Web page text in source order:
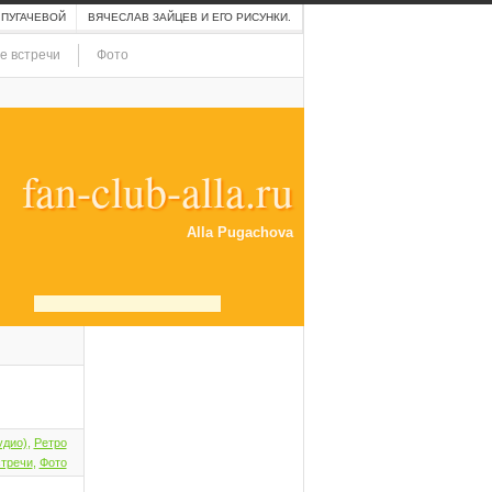
fan-club-alla.ru
Alla Pugachova
ВЯЧЕСЛАВ ЗАЙЦЕВ И ЕГО РИСУНКИ.
встречи Фото
Ретро
, Фото